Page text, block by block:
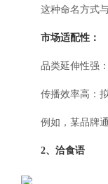
这种命名方式
市场适配性：
品类延伸性强
传播效率高：
例如，某品牌
2、洽食语